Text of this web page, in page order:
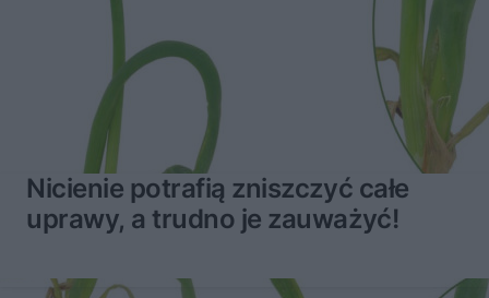
Nicienie potrafią zniszczyć całe
uprawy, a trudno je zauważyć!